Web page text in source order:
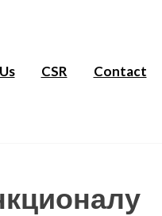
CSR Contact